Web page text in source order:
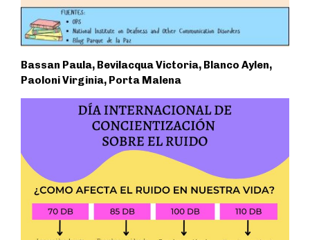
Bassan Paula, Bevilacqua Victoria, Blanco Aylen,
Paoloni Virginia, Porta Malena